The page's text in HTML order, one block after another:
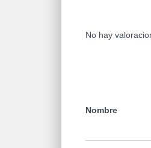
No hay
Nombre